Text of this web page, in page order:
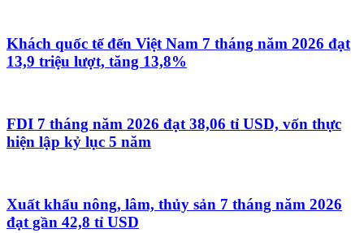
Khách quốc tế đến Việt Nam 7 tháng năm 2026 đạt
13,9 triệu lượt, tăng 13,8%
FDI 7 tháng năm 2026 đạt 38,06 tỉ USD, vốn thực
hiện lập kỷ lục 5 năm
Xuất khẩu nông, lâm, thủy sản 7 tháng năm 2026
đạt gần 42,8 tỉ USD